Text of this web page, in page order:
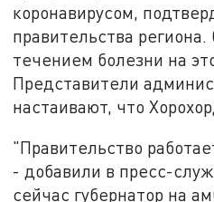
коронавирусом,
правительства
течением болезни на
Представители
настаивают, что
"Правительство
- добавили в пресс-
сейчас губернатор на